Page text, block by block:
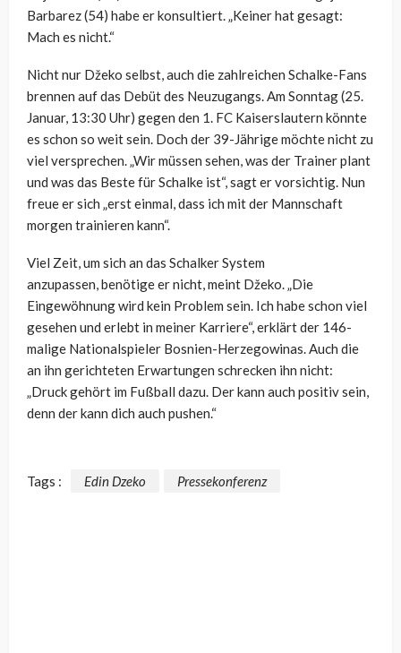
Barbarez (54) habe er konsultiert. „Keiner hat gesagt:
Mach es nicht.“
Nicht nur Džeko selbst, auch die zahlreichen Schalke-Fans
brennen auf das Debüt des Neuzugangs. Am Sonntag (25.
Januar, 13:30 Uhr) gegen den 1. FC Kaiserslautern könnte
es schon so weit sein. Doch der 39-Jährige möchte nicht zu
viel versprechen. „Wir müssen sehen, was der Trainer plant
und was das Beste für Schalke ist“, sagt er vorsichtig. Nun
freue er sich „erst einmal, dass ich mit der Mannschaft
morgen trainieren kann“.
Viel Zeit, um sich an das Schalker System
anzupassen, benötige er nicht, meint Džeko. „Die
Eingewöhnung wird kein Problem sein. Ich habe schon viel
gesehen und erlebt in meiner Karriere“, erklärt der 146-
malige Nationalspieler Bosnien-Herzegowinas. Auch die
an ihn gerichteten Erwartungen schrecken ihn nicht:
„Druck gehört im Fußball dazu. Der kann auch positiv sein,
denn der kann dich auch pushen.“
Tags : Edin Dzeko Pressekonferenz